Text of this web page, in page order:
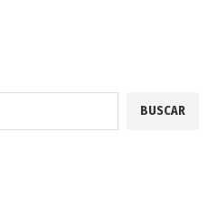
BUSCAR